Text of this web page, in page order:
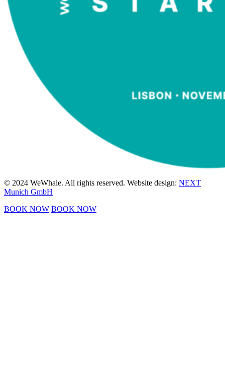
© 2024 WeWhale. All rights reserved. Website design: NEXT
Munich GmbH
BOOK NOW BOOK NOW